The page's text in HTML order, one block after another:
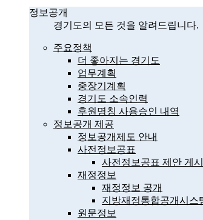
정보공개
경기도의 모든 것을 알려드립니다.
주요정책
더 좋아지는 경기도
업무계획
중장기계획
경기도 소속인력
후원명칭 사용승인 내역
정보공개 제공
정보공개제도 안내
사전정보공표
사전정보공표 제안 게
재정정보
재정정보 공개
지방재정통합공개시스
원문정보